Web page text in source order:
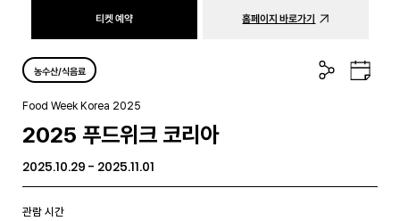
티켓 예약 홈페이지 바로가기
농수산/식음료
공
유
구
글
Food Week Korea 2025
2025 푸드위크 코리아
2025.10.29 - 2025.11.01
관람 시간